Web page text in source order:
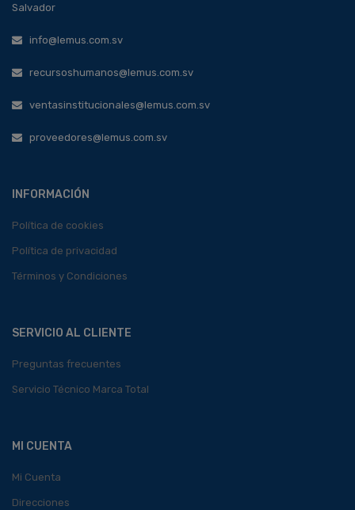
Salvador
info@lemus.com.sv
recursoshumanos@lemus.com.sv
ventasinstitucionales@lemus.com.sv
proveedores@lemus.com.sv
INFORMACIÓN
Política de cookies
Política de privacidad
Términos y Condiciones
SERVICIO AL CLIENTE
Preguntas frecuentes
Servicio Técnico Marca Total
MI CUENTA
Mi Cuenta
Direcciones